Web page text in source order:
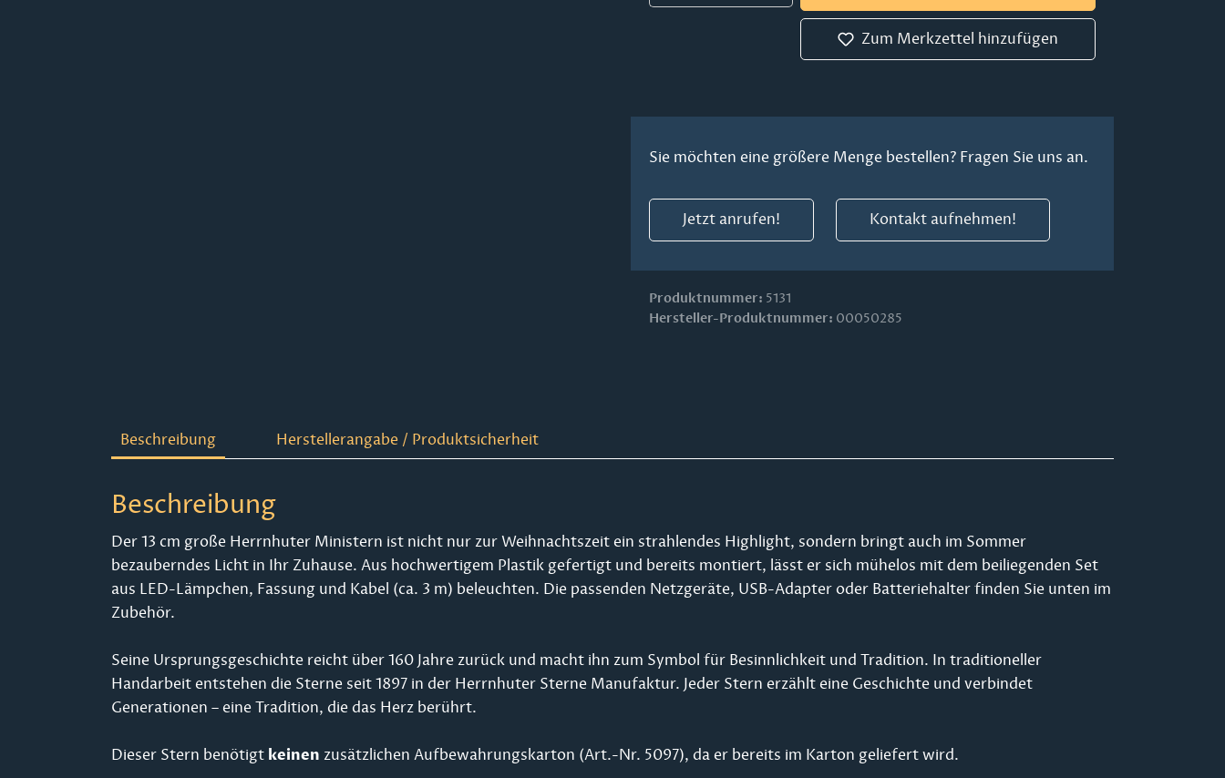
Zum Merkzettel hinzufügen
Sie möchten eine größere Menge bestellen? Fragen Sie uns an.
Jetzt anrufen! Kontakt aufnehmen!
Produktnummer: 5131
Hersteller-Produktnummer: 00050285
Beschreibung Herstellerangabe / Produktsicherheit
Beschreibung
Der 13 cm große Herrnhuter Ministern ist nicht nur zur Weihnachtszeit ein strahlendes Highlight, sondern bringt auch im Sommer
bezauberndes Licht in Ihr Zuhause. Aus hochwertigem Plastik gefertigt und bereits montiert, lässt er sich mühelos mit dem beiliegenden Set
aus LED-Lämpchen, Fassung und Kabel (ca. 3 m) beleuchten. Die passenden Netzgeräte, USB-Adapter oder Batteriehalter finden Sie unten im
Zubehör.
Seine Ursprungsgeschichte reicht über 160 Jahre zurück und macht ihn zum Symbol für Besinnlichkeit und Tradition. In traditioneller
Handarbeit entstehen die Sterne seit 1897 in der Herrnhuter Sterne Manufaktur. Jeder Stern erzählt eine Geschichte und verbindet
Generationen – eine Tradition, die das Herz berührt.
Dieser Stern benötigt keinen zusätzlichen Aufbewahrungskarton (Art.-Nr. 5097), da er bereits im Karton geliefert wird.